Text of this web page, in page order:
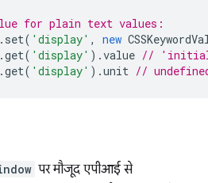
for plain text values:
. set( 'display' , new
.get( 'display' ).value //
.get( 'display' ).unit //
पर मौजूद एपीआई से